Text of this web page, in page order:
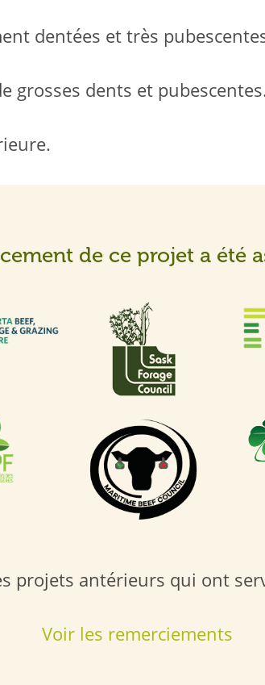
dentées et très
grosses dents et
de ce projet a été
projets antérieurs qui ont
Voir les remerciements